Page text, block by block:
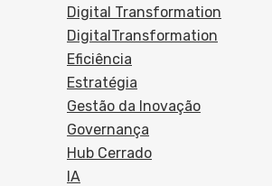
Digital Transformation
DigitalTransformation
Eficiência
Estratégia
Gestão da Inovação
Governança
Hub Cerrado
IA